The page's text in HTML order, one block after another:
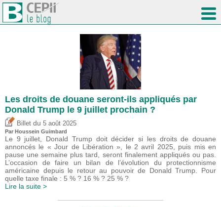
Les droits de douane seront-ils appliqués par
Donald Trump le 9 juillet prochain ?
Billet du 5 août 2025
Par Houssein Guimbard
Le 9 juillet, Donald Trump doit décider si les droits de douane
annoncés le « Jour de Libération », le 2 avril 2025, puis mis en
pause une semaine plus tard, seront finalement appliqués ou pas.
L’occasion de faire un bilan de l’évolution du protectionnisme
américaine depuis le retour au pouvoir de Donald Trump. Pour
quelle taxe finale : 5 % ? 16 % ? 25 % ?
Lire la suite >